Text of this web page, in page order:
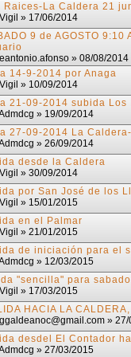
Raices-La Caldera 21
Vigil » 17/06/2014
9 de AGOSTO
eantonio.afonso » 08/08/2014
14-9-2014 por Anaga
Vigil » 10/09/2014
21-09-2014 subida Los
» 19/09/2014
27-09-2014 La
» 26/09/2014
desde la Caldera
Vigil » 30/09/2014
por San José de los
Vigil » 15/01/2015
en el Palmar
Vigil » 21/01/2015
de iniciación para el
» 12/03/2015
"sencilla" para
Vigil » 17/03/2015
HACIA LA
ggaldeanoc@gmail.com » 27/
desdel El Contador
» 27/03/2015